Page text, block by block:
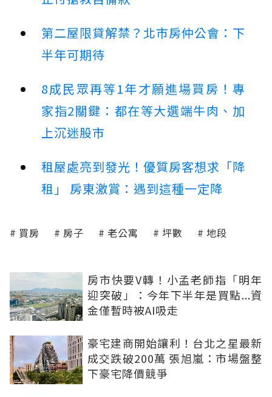
第二屋限貸解禁？北市房仲公會：下
半年可期待
8成民眾再等1年才願進場買房！專
家指2關鍵：都在等大選端牛肉、加
上沉迷股市
租屋處亮到發光！優質房客想求「降
租」 房東激賞：遇到這種一定降
買房 房子 老公寓 坪數 地段
房市快要V轉！小孟老師指「明年
迎突破」：今年下半年是買點...資
金僅暫時被AI吸走
豪宅建商開始讓利！台北之星最新
成交跌破200萬 張旭嵐：市場盤整
下豪宅降價競爭